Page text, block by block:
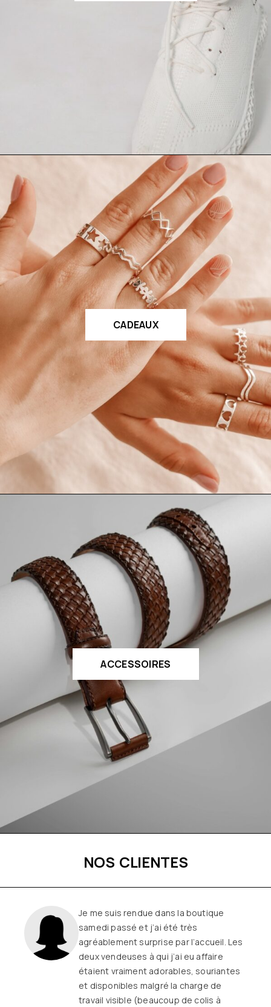
CADEAUX
ACCESSOIRES
NOS CLIENTES
Je me suis rendue dans la boutique
samedi passé et j’ai été très
agréablement surprise par l’accueil. Les
deux vendeuses à qui j’ai eu affaire
étaient vraiment adorables, souriantes
et disponibles malgré la charge de
travail visible (beaucoup de colis à